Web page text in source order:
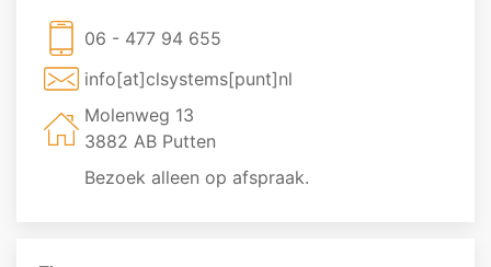
06 - 477 94 655
info[at]clsystems[punt]nl
Molenweg 13
3882 AB Putten
Bezoek alleen op afspraak.